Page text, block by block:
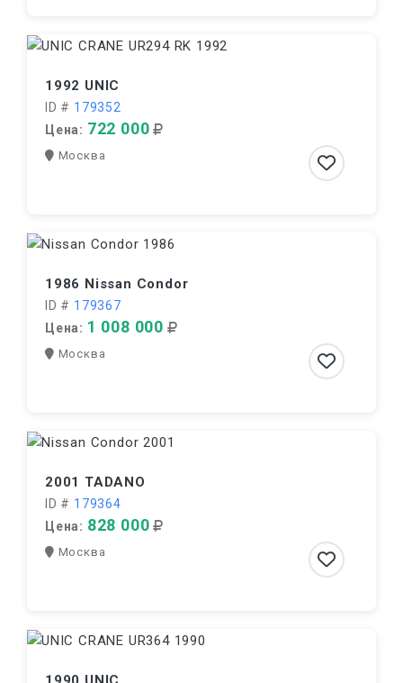
1992 UNIC
ID # 179352
Цена: 722 000
Москва
1986 Nissan Condor
ID # 179367
Цена: 1 008 000
Москва
2001 TADANO
ID # 179364
Цена: 828 000
Москва